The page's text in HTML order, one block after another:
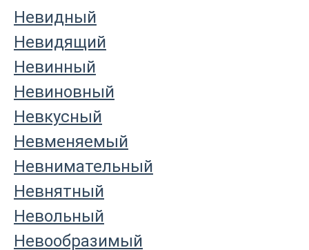
Невидный
Невидящий
Невинный
Невиновный
Невкусный
Невменяемый
Невнимательный
Невнятный
Невольный
Невообразимый